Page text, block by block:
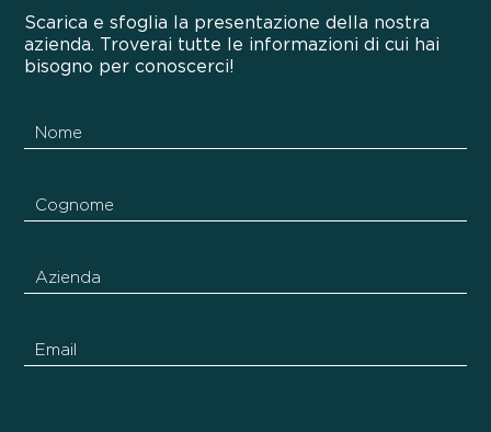
Scarica e sfoglia la presentazione della nostra
azienda. Troverai tutte le informazioni di cui hai
bisogno per conoscerci!